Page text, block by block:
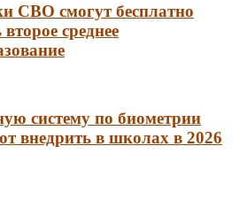
СВО смогут бесплатно
среднее
систему по биометрии
внедрить в школах в 2026